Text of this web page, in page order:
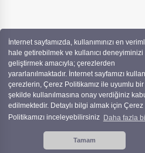
İnternet sayfamızda, kullanımınızı en
hale getirebilmek ve kullanıcı deneyiminizi
geliştirmek amacıyla; çerezlerden
yararlanılmaktadır. İnternet sayfamızı
çerezlerin, Çerez Politikamız ile uyumlu bir
şekilde kullanılmasına onay verdiğiniz
edilmektedir. Detaylı bilgi almak için Çerez
Politikamızı inceleyebilirsiniz Daha fazla
Tamam